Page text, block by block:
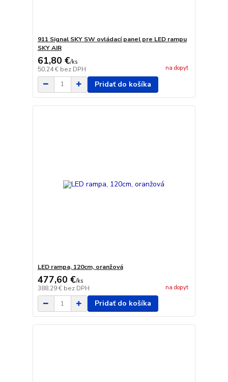
911 Signal SKY SW ovládací panel pre LED rampu
SKY AIR
61,80 €/ks
50,24 € bez DPH na dopyt
Pridať do košíka
LED rampa, 120cm, oranžová
477,60 €/ks
388,29 € bez DPH na dopyt
Pridať do košíka